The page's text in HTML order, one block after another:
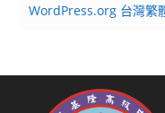
WordPress.org 台灣繁